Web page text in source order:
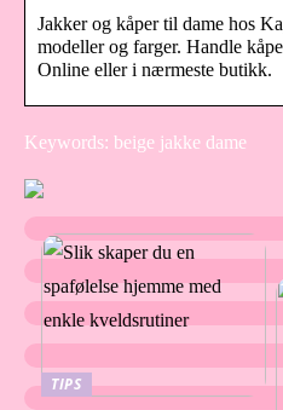
Jakker og kåper til dame hos
modeller og farger. Handle
Online eller i nærmeste butikk.
Keywords: beige jakke dame
TIPS